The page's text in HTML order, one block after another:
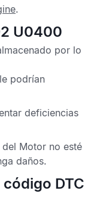
.
U0400
por lo
podrían
deficiencias
Motor no esté
daños.
DTC